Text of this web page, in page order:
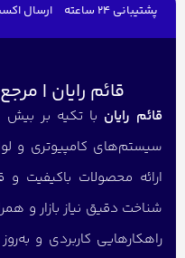
پشتیبانی 24 ساعته ارسال
قائم رایان |
قائم رایان با تکیه بر بیش
سیستم‌های کامپیوتری و
ارائه محصولات باکیفیت و
شناخت دقیق نیاز بازار و
راهکارهایی کاربردی و